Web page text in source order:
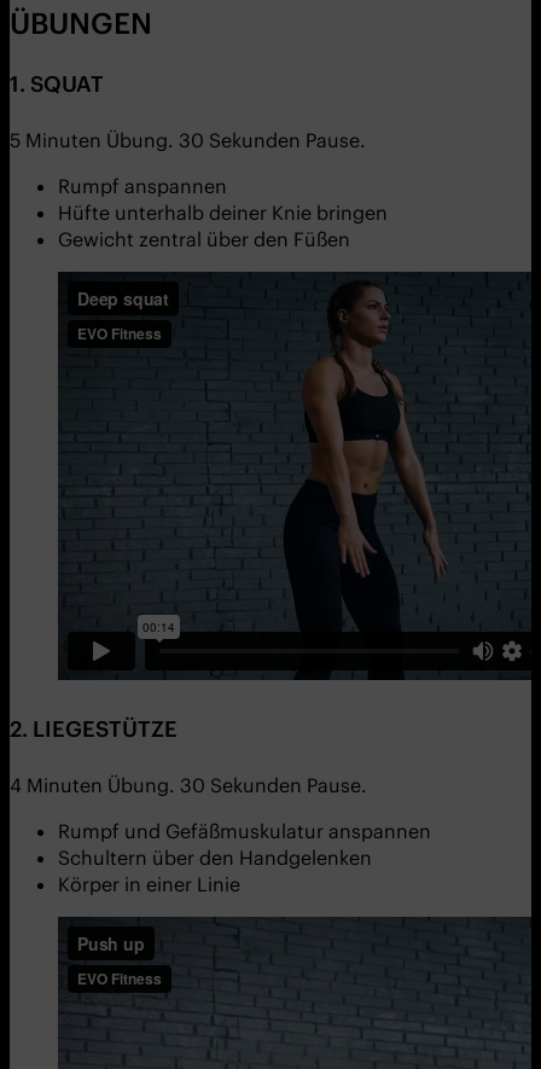
ÜBUNGEN
1. SQUAT
5 Minuten Übung. 30 Sekunden Pause.
Rumpf anspannen
Hüfte unterhalb deiner Knie bringen
Gewicht zentral über den Füßen
2. LIEGESTÜTZE
4 Minuten Übung. 30 Sekunden Pause.
Rumpf und Gefäßmuskulatur anspannen
Schultern über den Handgelenken
Körper in einer Linie